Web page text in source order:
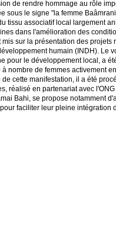
de rendre hommage au rôle
sous le signe "la femme
tissu associatif local largement
dans l'amélioration des
sur la présentation des
humain (INDH). Le
pour le développement local, a
nombre de femmes activement
cette manifestation, il a été
réalisé en partenariat avec
Bahi, se propose notamment
faciliter leur pleine intégration